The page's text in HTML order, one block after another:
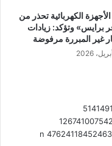
الكهربائية تحذر من
برايس» وتؤكد: زيادات
غير المبررة مرفوضة